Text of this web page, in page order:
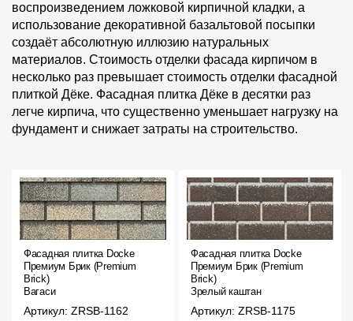
Статьи
Сервисы
Конструктор
Калькулятор
Компания
О компании
Контакты
Контроль качества кровли
воспроизведением ложковой кирпичной кладки, а
использование декоративной базальтовой посыпки
создаёт абсолютную иллюзию натуральных
материалов. Стоимость отделки фасада кирпичом в
несколько раз превышает стоимость отделки фасадной
плиткой Дёке. Фасадная плитка Дёке в десятки раз
легче кирпича, что существенно уменьшает нагрузку на
фундамент и снижает затраты на строительство.
Фасадная плитка Docke
Премиум Брик (Premium
Brick)
Вагаси
Артикул: ZRSB-1162
Фасадная плитка Docke
Премиум Брик (Premium
Brick)
Зрелый каштан
Артикул: ZRSB-1175